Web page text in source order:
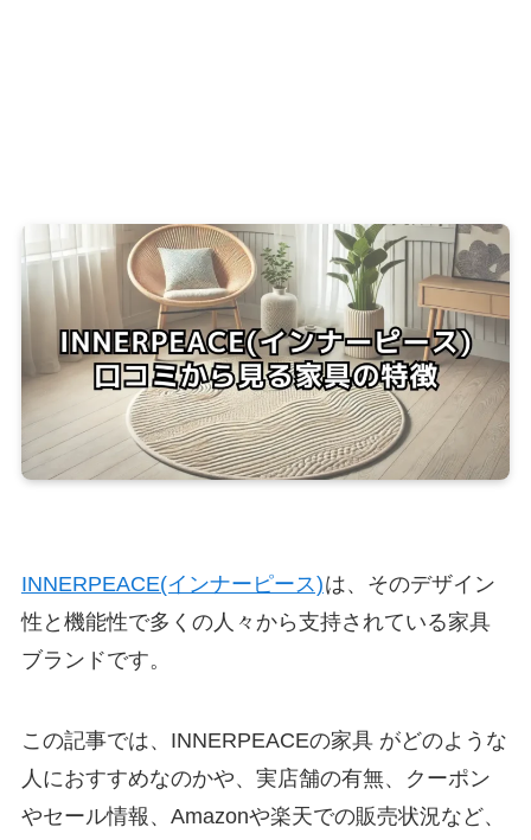
INNERPEACE(インナーピース)は、そのデザイン
性と機能性で多くの人々から支持されている家具
ブランドです。
この記事では、INNERPEACEの家具 がどのような
人におすすめなのかや、実店舗の有無、クーポン
やセール情報、Amazonや楽天での販売状況など、